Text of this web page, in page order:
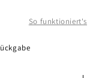
So funktioniert's